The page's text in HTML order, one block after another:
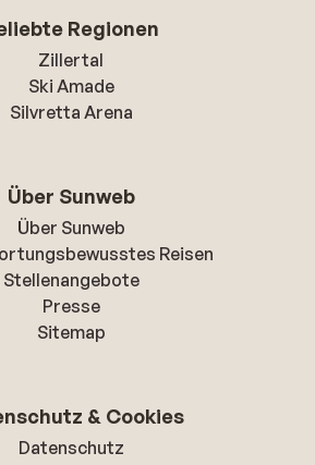
Regionen
Zillertal
Ski Amade
Silvretta Arena
Über Sunweb
Über Sunweb
Reisen
Stellenangebote
Presse
Sitemap
& Cookies
Datenschutz